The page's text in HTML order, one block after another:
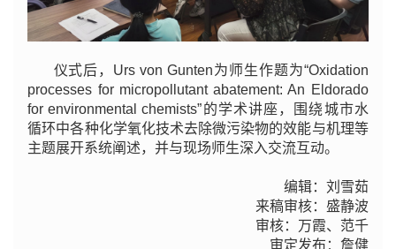
仪式后，Urs von Gunten为师生作题为“Oxidation
processes for micropollutant abatement: An Eldorado
for environmental chemists”的学术讲座，围绕城市水
循环中各种化学氧化技术去除微污染物的效能与机理等
主题展开系统阐述，并与现场师生深入交流互动。
编辑：刘雪茹
来稿审核：盛静波
审核：万霞、范千
审定发布：詹健